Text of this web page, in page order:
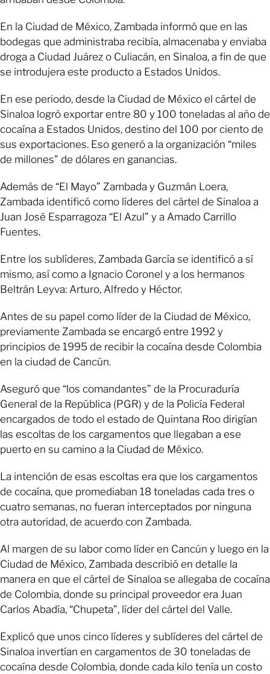
En la Ciudad de México, Zambada informó que en las
bodegas que administraba recibía, almacenaba y enviaba
droga a Ciudad Juárez o Culiacán, en Sinaloa, a fin de que
se introdujera este producto a Estados Unidos.
En ese periodo, desde la Ciudad de México el cártel de
Sinaloa logró exportar entre 80 y 100 toneladas al año de
cocaína a Estados Unidos, destino del 100 por ciento de
sus exportaciones. Eso generó a la organización “miles
de millones” de dólares en ganancias.
Además de “El Mayo” Zambada y Guzmán Loera,
Zambada identificó como líderes del cártel de Sinaloa a
Juan José Esparragoza “El Azul” y a Amado Carrillo
Fuentes.
Entre los sublíderes, Zambada García se identificó a sí
mismo, así como a Ignacio Coronel y a los hermanos
Beltrán Leyva: Arturo, Alfredo y Héctor.
Antes de su papel como líder de la Ciudad de México,
previamente Zambada se encargó entre 1992 y
principios de 1995 de recibir la cocaína desde Colombia
en la ciudad de Cancún.
Aseguró que “los comandantes” de la Procuraduría
General de la República (PGR) y de la Policía Federal
encargados de todo el estado de Quintana Roo dirigían
las escoltas de los cargamentos que llegaban a ese
puerto en su camino a la Ciudad de México.
La intención de esas escoltas era que los cargamentos
de cocaína, que promediaban 18 toneladas cada tres o
cuatro semanas, no fueran interceptados por ninguna
otra autoridad, de acuerdo con Zambada.
Al margen de su labor como líder en Cancún y luego en la
Ciudad de México, Zambada describió en detalle la
manera en que el cártel de Sinaloa se allegaba de cocaína
de Colombia, donde su principal proveedor era Juan
Carlos Abadía, “Chupeta”, líder del cártel del Valle.
Explicó que unos cinco líderes y sublíderes del cártel de
Sinaloa invertían en cargamentos de 30 toneladas de
cocaína desde Colombia, donde cada kilo tenía un costo